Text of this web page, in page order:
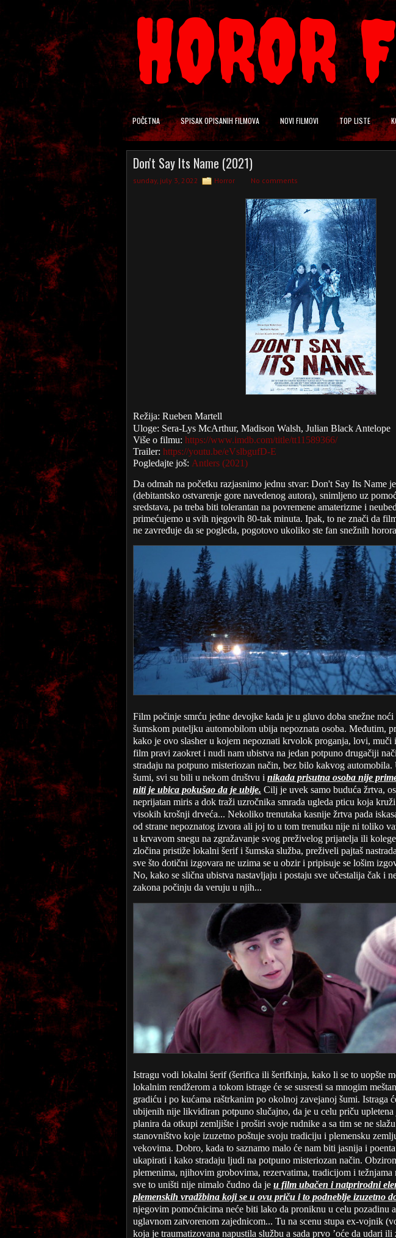
POČETNA SPISAK OPISANIH FILMOVA NOVI FILMOVI TOP LISTE
Don't Say Its Name (2021)
sunday, july 3, 2022 Horror No comments
Režija: Rueben Martell
Uloge: Sera-Lys McArthur, Madison Walsh, Julian Black Antelope
Više o filmu: https://www.imdb.com/title/tt11589366/
Trailer: https://youtu.be/eVslbgufD-E
Pogledajte još: Antlers (2021)
Da odmah na početku razjasnimo jednu stvar: Don't Say Its Name
(debitantsko ostvarenje gore navedenog autora), snimljeno uz
sredstava, pa treba biti tolerantan na povremene amaterizme i
primećujemo u svih njegovih 80-tak minuta. Ipak, to ne znači da
ne zavređuje da se pogleda, pogotovo ukoliko ste fan snežnih
Film počinje smrću jedne devojke kada je u gluvo doba snežne
šumskom puteljku automobilom ubija nepoznata osoba. Međutim,
kako je ovo slasher u kojem nepoznati krvolok proganja, lovi, muči
film pravi zaokret i nudi nam ubistva na jedan potpuno drugačiji
stradaju na potpuno misteriozan način, bez bilo kakvog
šumi, svi su bili u nekom društvu i nikada prisutna osoba nije
niti je ubica pokušao da je ubije. Cilj je uvek samo buduća žrtva,
neprijatan miris a dok traži uzročnika smrada ugleda pticu koja
visokih krošnji drveća... Nekoliko trenutaka kasnije žrtva pada
od strane nepoznatog izvora ali joj to u tom trenutku nije ni toliko
u krvavom snegu na zgražavanje svog preživelog prijatelja ili
zločina pristiže lokalni šerif i šumska služba, preživeli pajtaš
sve što dotični izgovara ne uzima se u obzir i pripisuje se lošim
No, kako se slična ubistva nastavljaju i postaju sve učestalija čak i
zakona počinju da veruju u njih...
Istragu vodi lokalni šerif (šerifica ili šerifkinja, kako li se to uopšte
lokalnim rendžerom a tokom istrage će se susresti sa mnogim
gradiću i po kućama raštrkanim po okolnoj zavejanoj šumi. Istraga
ubijenih nije likvidiran potpuno slučajno, da je u celu priču
planira da otkupi zemljište i proširi svoje rudnike a sa tim se ne
stanovništvo koje izuzetno poštuje svoju tradiciju i plemensku
vekovima. Dobro, kada to saznamo malo će nam biti jasnija i
ukapirati i kako stradaju ljudi na potpuno misteriozan način.
plemenima, njihovim grobovima, rezervatima, tradicijom i težnjama
sve to uništi nije nimalo čudno da je u film ubačen i natprirodni
plemenskih vradžbina koji se u ovu priču i to podneblje izuzetno
njegovim pomoćnicima neće biti lako da proniknu u celu pozadinu
uglavnom zatvorenom zajednicom... Tu na scenu stupa ex-vojnik
koja je traumatizovana napustila službu a sada prvo ’oće da udari ili